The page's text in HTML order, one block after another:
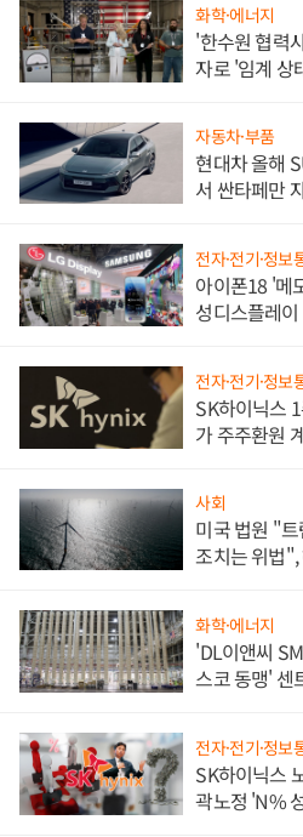
화학·에너지
'한수원 협력
자로 '임계 상
자동차·부품
현대차 올해
서 싼타페만
전자·전기·정보
아이폰18 '메
성디스플레
전자·전기·정보
SK하이닉스
가 주주환원
사회
미국 법원 "
조치는 위법
화학·에너지
'DL이앤씨
스코 동맹' 센
전자·전기·정보
SK하이닉스
곽노정 'N%